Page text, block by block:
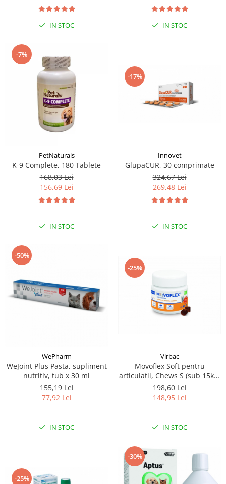
IN STOC IN STOC
-7%
PetNaturals
K-9 Complete, 180 Tablete
168,03 Lei
156,69 Lei
IN STOC
-17%
Innovet
GlupaCUR, 30 comprimate
324,67 Lei
269,48 Lei
IN STOC
-50%
WePharm
WeJoint Plus Pasta, supliment
nutritiv, tub x 30 ml
155,19 Lei
77,92 Lei
IN STOC
-25%
Virbac
Movoflex Soft pentru
articulatii, Chews S (sub 15kg)
30 cpr
198,60 Lei
148,95 Lei
IN STOC
-25%
-30%